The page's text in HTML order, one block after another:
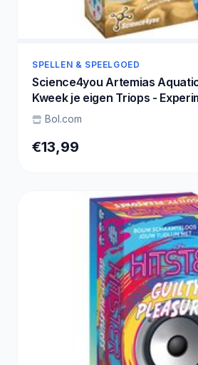
SPELLEN & SPEELGOED
Science4you Artemias
Kweek je eigen Triops -
Educatief Speelgoed 6+ Jaar
Bol.com
€13,99